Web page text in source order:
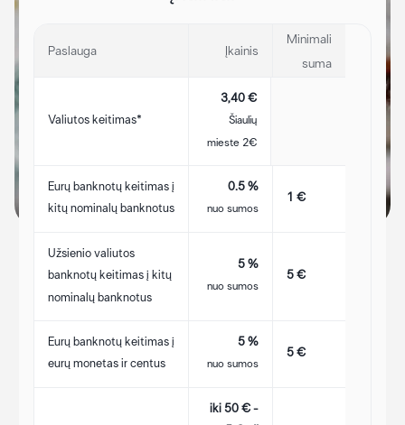
Paslauga Įkainis
Minimali
suma
Valiutos keitimas*
3,40 €
Šiaulių
mieste 2€
Eurų banknotų keitimas į
kitų nominalų banknotus
0.5 %
nuo sumos
1 €
Užsienio valiutos
banknotų keitimas į kitų
nominalų banknotus
5 %
nuo sumos
5 €
Eurų banknotų keitimas į
eurų monetas ir centus
5 %
nuo sumos
5 €
iki 50 € -